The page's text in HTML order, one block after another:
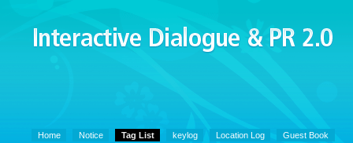
Interactive Dialogue &
PR 2.0
Home Notice Tag List keylog Location Log Guest Book